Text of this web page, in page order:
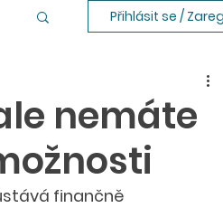
Přihlásit se /
nemáte
finančně